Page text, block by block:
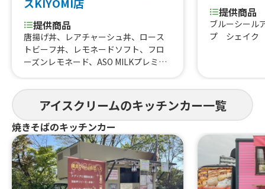
提供商品
唐揚げ丼、レアチャーシュ丼、ロース
トビーフ丼、レモネードソフト、フロ
ーズンレモネード、ASO MILKプレミア
提供商品
ブルーシール
プ シェイク
アイスクリームのキッチンカー一覧
焼きそばのキッチンカー